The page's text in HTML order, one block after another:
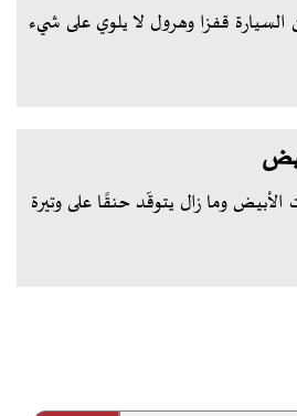
قفزا وهرول لا يلوي على شيء
وما زال يتوقّد حنقًا على وتيرة